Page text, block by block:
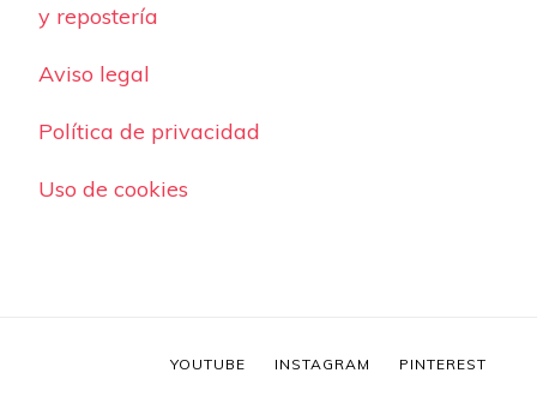
y repostería
Aviso legal
Política de privacidad
Uso de cookies
YOUTUBE INSTAGRAM PINTEREST